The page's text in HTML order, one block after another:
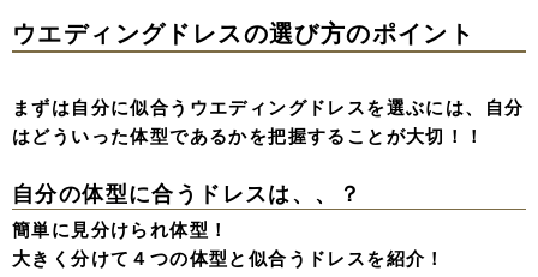
ウエディングドレスの選び方のポイント
まずは自分に似合うウエディングドレスを選ぶには、自分
はどういった体型であるかを把握することが大切！！
自分の体型に合うドレスは、、？
簡単に見分けられ体型！
大きく分けて４つの体型と似合うドレスを紹介！